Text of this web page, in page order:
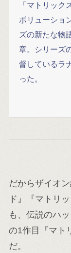
「マトリック
ボリューショ
ズの新たな物
章。シリーズ
督しているラ
った。
だからザイオ
ド』『マトリ
も、伝説のハ
の1作目『マト
だ。